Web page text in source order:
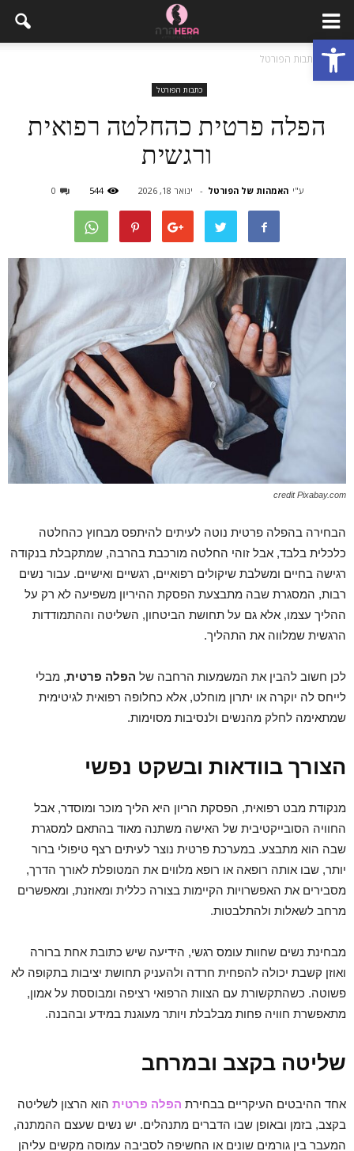
פתח סרגל נגישות
בית כתבות הפורטל
כתבות הפורטל
הפלה פרטית כהחלטה רפואית
ורגשית
ע"י האמהות של הפורטל - ינואר 18, 2026 544
0
credit Pixabay.com
הבחירה בהפלה פרטית נוטה לעיתים להיתפס מבחוץ כהחלטה
כלכלית בלבד, אבל זוהי החלטה מורכבת בהרבה, שמתקבלת בנקודה
רגישה בחיים ומשלבת שיקולים רפואיים, רגשיים ואישיים. עבור נשים
רבות, המסגרת שבה מתבצעת הפסקת ההיריון משפיעה לא רק על
ההליך עצמו, אלא גם על תחושת הביטחון, השליטה וההתמודדות
הרגשית שמלווה את התהליך.
לכן חשוב להבין את המשמעות הרחבה של הפלה פרטית, מבלי
לייחס לה יוקרה או יתרון מוחלט, אלא כחלופה רפואית לגיטימית
שמתאימה לחלק מהנשים ולנסיבות מסוימות.
הצורך בוודאות ובשקט נפשי
מנקודת מבט רפואית, הפסקת הריון היא הליך מוכר ומוסדר, אבל
החוויה הסובייקטיבית של האישה משתנה מאוד בהתאם למסגרת
שבה הוא מתבצע. במערכת פרטית נוצר לעיתים רצף טיפולי ברור
יותר, שבו אותה רופאה או רופא מלווים את המטופלת לאורך הדרך,
מסבירים את האפשרויות הקיימות בצורה כללית ומאוזנת, ומאפשרים
מרחב לשאלות ולהתלבטות.
מבחינת נשים שחוות עומס רגשי, הידיעה שיש כתובת אחת ברורה
ואוזן קשבת יכולה להפחית חרדה ולהעניק תחושת יציבות בתקופה לא
פשוטה. כשהתקשורת עם הצוות הרפואי רציפה ומבוססת על אמון,
מתאפשרת חוויה פחות מבלבלת ויותר מעוגנת במידע ובהבנה.
שליטה בקצב ובמרחב
אחד ההיבטים העיקריים בבחירת הפלה פרטית הוא הרצון לשליטה
בקצב, בזמן ובאופן שבו הדברים מתנהלים. יש נשים שעצם ההמתנה,
המעבר בין גורמים שונים או החשיפה לסביבה עמוסה מקשים עליהן